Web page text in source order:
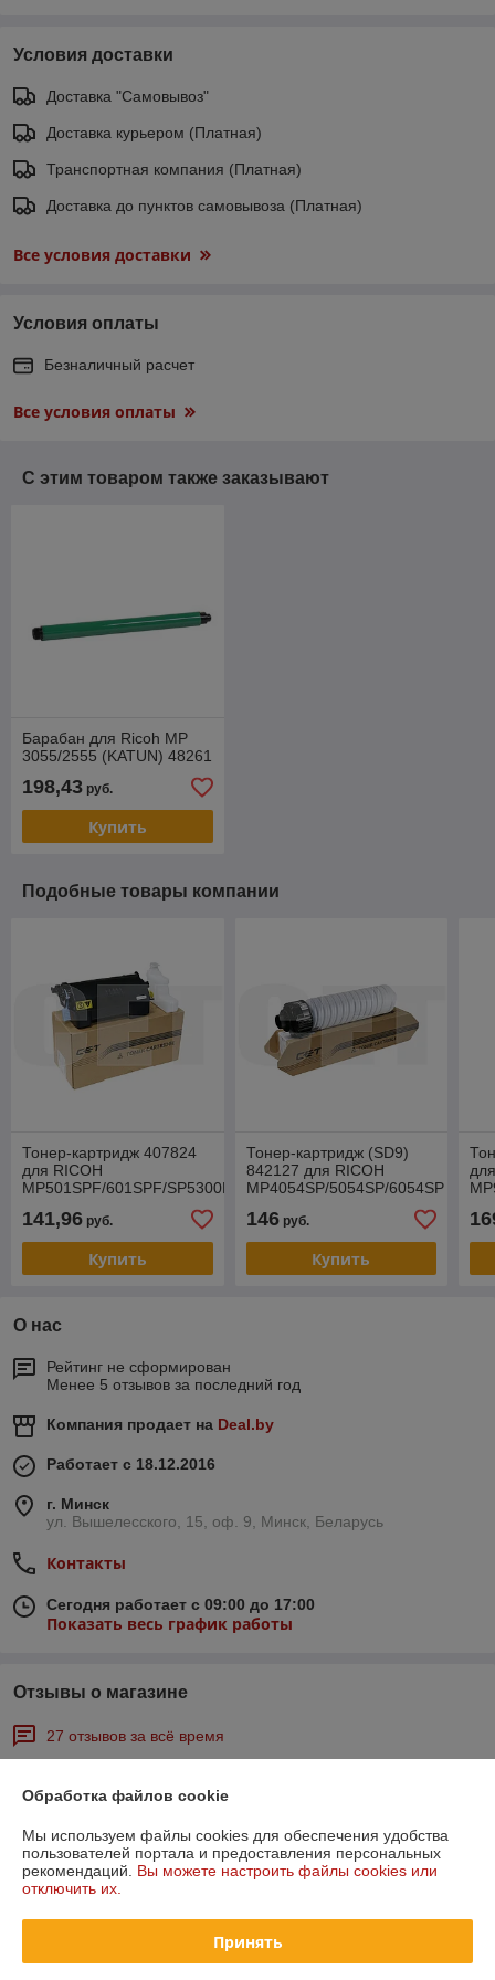
Условия доставки
Доставка "Самовывоз"
Доставка курьером (Платная)
Транспортная компания (Платная)
Доставка до пунктов самовывоза (Платная)
Все условия доставки
Условия оплаты
Безналичный расчет
Все условия оплаты
С этим товаром также заказывают
Барабан для Ricoh MP
3055/2555 (KATUN) 48261
198,43 руб.
Купить
Подобные товары компании
Тонер-картридж 407824
для RICOH
MP501SPF/601SPF/SP5300DN/5310DN
CET6862
141,96 руб.
Купить
Тонер-картридж (SD9)
842127 для RICOH
MP4054SP/5054SP/6054SP
CET6775N
146руб.
Купить
О нас
Рейтинг не сформирован
Менее 5 отзывов за последний год
Компания продает на Deal.by
Работает с 18.12.2016
г. Минск
ул. Вышелесского, 15, оф. 9, Минск, Беларусь
Контакты
Сегодня работает с 09:00 до 17:00
Показать весь график работы
Отзывы о магазине
27 отзывов за всё время
Все ок
29.11.2024
Виктория
Обработка файлов cookie
Мы используем файлы cookies для обеспечения удобства
пользователей портала и предоставления персональных
рекомендаций. Вы можете настроить файлы cookies или
отключить их.
Принять